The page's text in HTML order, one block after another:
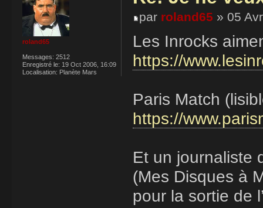
par roland65 » 05
Les Inrocks
https://
Paris Match
https://
Et un journaliste
(Mes Disques à
pour la sortie de
roland65
Messages: 2512
Enregistré le: 19 Oct 2006, 16:09
Localisation: Planète Mars